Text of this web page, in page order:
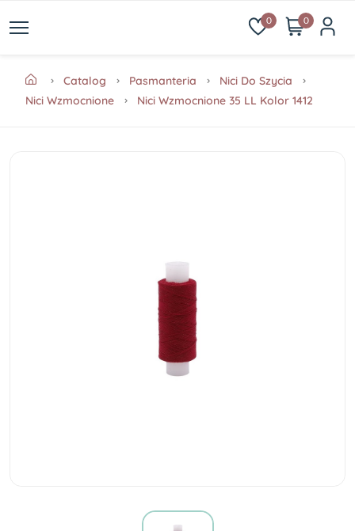
0 0
Catalog Pasmanteria
Nici Do Szycia
Nici Wzmocnione
Nici Wzmocnione 35 LL Kolor 1412